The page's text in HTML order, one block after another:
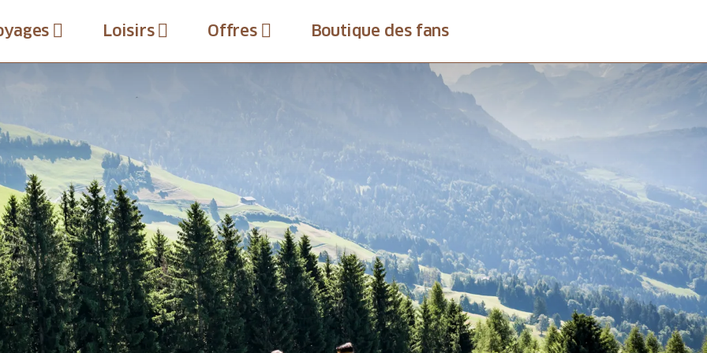
Loisirs Offres Boutique des fans